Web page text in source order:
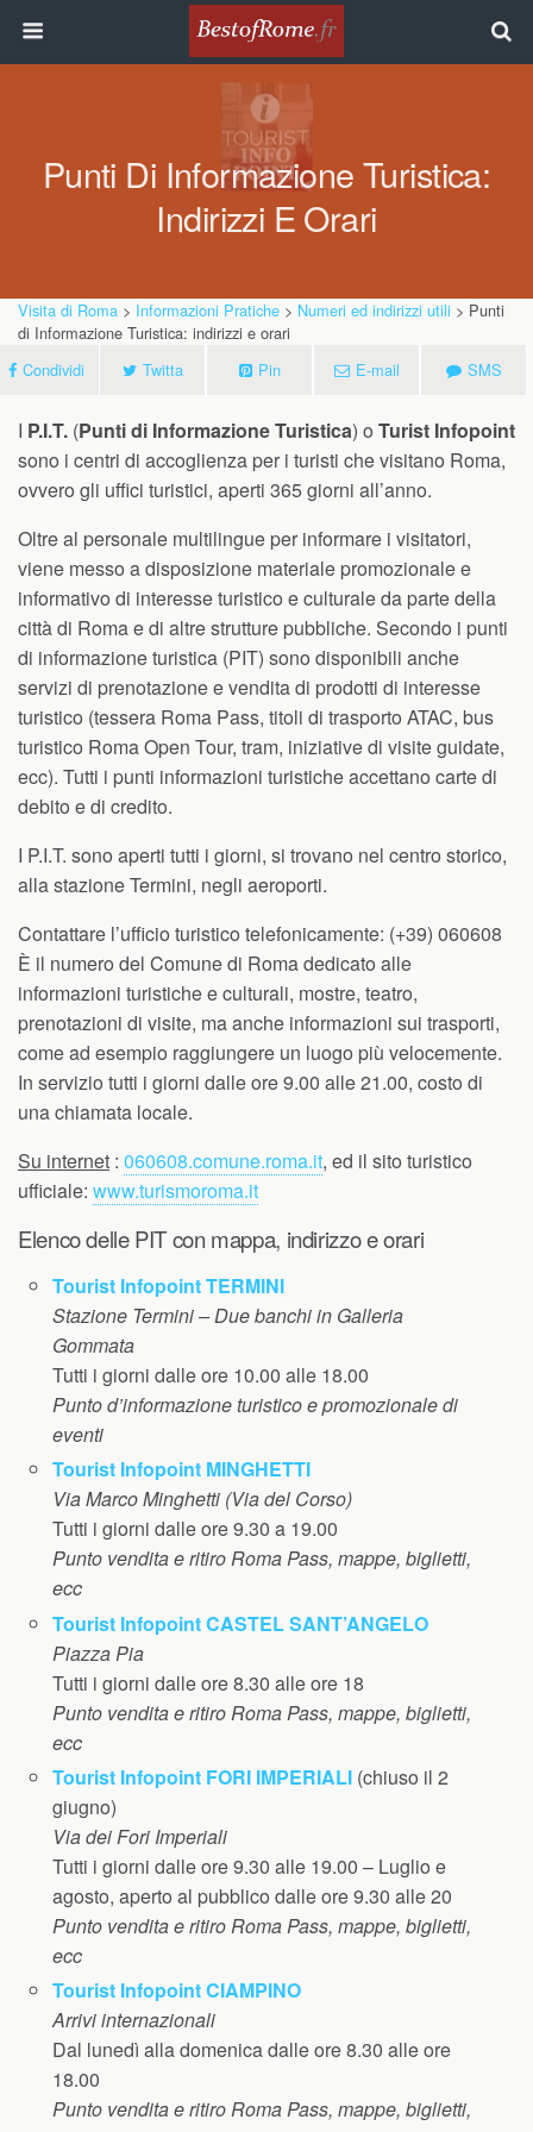
Punti Di Informazione Turistica:
Indirizzi E Orari
Visita di Roma > Informazioni Pratiche > Numeri ed indirizzi utili > Punti
di Informazione Turistica: indirizzi e orari
Condividi
Twitta Pin E-mail SMS
I P.I.T. (Punti di Informazione Turistica) o Turist Infopoint
sono i centri di accoglienza per i turisti che visitano Roma,
ovvero gli uffici turistici, aperti 365 giorni all’anno.
Oltre al personale multilingue per informare i visitatori,
viene messo a disposizione materiale promozionale e
informativo di interesse turistico e culturale da parte della
città di Roma e di altre strutture pubbliche. Secondo i punti
di informazione turistica (PIT) sono disponibili anche
servizi di prenotazione e vendita di prodotti di interesse
turistico (tessera Roma Pass, titoli di trasporto ATAC, bus
turistico Roma Open Tour, tram, iniziative di visite guidate,
ecc). Tutti i punti informazioni turistiche accettano carte di
debito e di credito.
I P.I.T. sono aperti tutti i giorni, si trovano nel centro storico,
alla stazione Termini, negli aeroporti.
Contattare l’ufficio turistico telefonicamente: (+39) 060608
È il numero del Comune di Roma dedicato alle
informazioni turistiche e culturali, mostre, teatro,
prenotazioni di visite, ma anche informazioni sui trasporti,
come ad esempio raggiungere un luogo più velocemente.
In servizio tutti i giorni dalle ore 9.00 alle 21.00, costo di
una chiamata locale.
Su internet : 060608.comune.roma.it, ed il sito turistico
ufficiale: www.turismoroma.it
Elenco delle PIT con mappa, indirizzo e orari
Tourist Infopoint TERMINI
Stazione Termini – Due banchi in Galleria
Gommata
Tutti i giorni dalle ore 10.00 alle 18.00
Punto d’informazione turistico e promozionale di
eventi
Tourist Infopoint MINGHETTI
Via Marco Minghetti (Via del Corso)
Tutti i giorni dalle ore 9.30 a 19.00
Punto vendita e ritiro Roma Pass, mappe, biglietti,
ecc
Tourist Infopoint CASTEL SANT’ANGELO
Piazza Pia
Tutti i giorni dalle ore 8.30 alle ore 18
Punto vendita e ritiro Roma Pass, mappe, biglietti,
ecc
Tourist Infopoint FORI IMPERIALI (chiuso il 2
giugno)
Via dei Fori Imperiali
Tutti i giorni dalle ore 9.30 alle 19.00 – Luglio e
agosto, aperto al pubblico dalle ore 9.30 alle 20
Punto vendita e ritiro Roma Pass, mappe, biglietti,
ecc
Tourist Infopoint CIAMPINO
Arrivi internazionali
Dal lunedì alla domenica dalle ore 8.30 alle ore
18.00
Punto vendita e ritiro Roma Pass, mappe, biglietti,